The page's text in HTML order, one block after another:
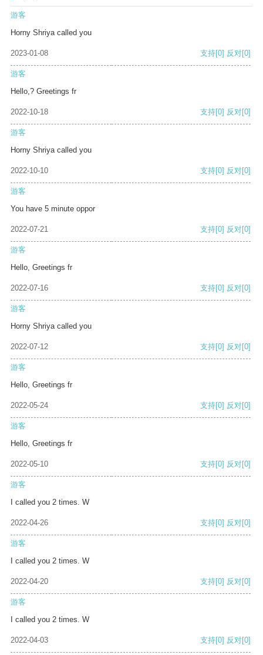
游客
Horny Shriya called you
2023-01-08 支持[0] 反对[0]
游客
Hello,? Greetings fr
2022-10-18 支持[0] 反对[0]
游客
Horny Shriya called you
2022-10-10 支持[0] 反对[0]
游客
You have 5 minute oppor
2022-07-21 支持[0] 反对[0]
游客
Hello, Greetings fr
2022-07-16 支持[0] 反对[0]
游客
Horny Shriya called you
2022-07-12 支持[0] 反对[0]
游客
Hello, Greetings fr
2022-05-24 支持[0] 反对[0]
游客
Hello, Greetings fr
2022-05-10 支持[0] 反对[0]
游客
I called you 2 times. W
2022-04-26 支持[0] 反对[0]
游客
I called you 2 times. W
2022-04-20 支持[0] 反对[0]
游客
I called you 2 times. W
2022-04-03 支持[0] 反对[0]